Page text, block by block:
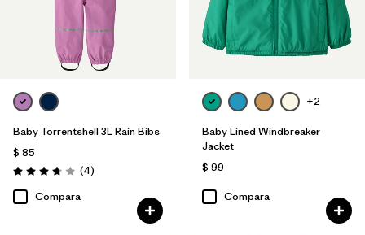
Baby Torrentshell 3L Rain Bibs
$ 85
Valoración: 3.8 / 5
(4Comentarios
)
Compara
+2
Baby Lined Windbreaker
Jacket
$ 99
Compara